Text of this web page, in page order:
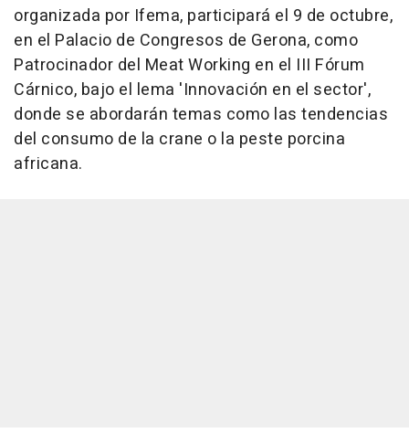
organizada por Ifema, participará el 9 de octubre,
en el Palacio de Congresos de Gerona, como
Patrocinador del Meat Working en el III Fórum
Cárnico, bajo el lema 'Innovación en el sector',
donde se abordarán temas como las tendencias
del consumo de la crane o la peste porcina
africana.